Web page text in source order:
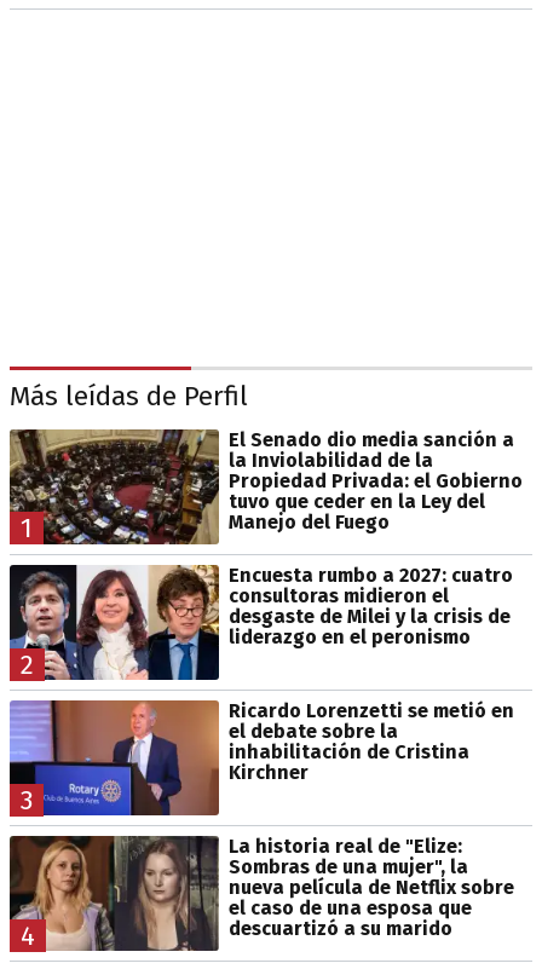
Más leídas de Perfil
1
El Senado dio media sanción a
la Inviolabilidad de la
Propiedad Privada: el Gobierno
tuvo que ceder en la Ley del
Manejo del Fuego
2
Encuesta rumbo a 2027: cuatro
consultoras midieron el
desgaste de Milei y la crisis de
liderazgo en el peronismo
3
Ricardo Lorenzetti se metió en
el debate sobre la
inhabilitación de Cristina
Kirchner
4
La historia real de "Elize:
Sombras de una mujer", la
nueva película de Netflix sobre
el caso de una esposa que
descuartizó a su marido